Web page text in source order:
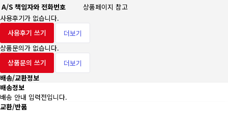
A/S 책임자와 전화번호
상품페이지 참고
사용후기가 없습니다.
사용후기 쓰기
더보기
상품문의가 없습니다.
상품문의 쓰기
더보기
배송/교환정보
배송정보
배송 안내 입력전입니다.
교환/반품